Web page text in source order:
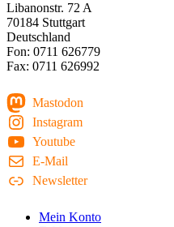
Libanonstr. 72 A
70184 Stuttgart
Deutschland
Fon: 0711 626779
Fax: 0711 626992
Mastodon
Instagram
Youtube
E-Mail
Newsletter
Mein Konto